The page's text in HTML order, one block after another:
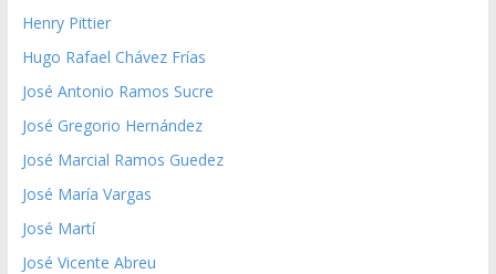
Henry Pittier
Hugo Rafael Chávez Frías
José Antonio Ramos Sucre
José Gregorio Hernández
José Marcial Ramos Guedez
José María Vargas
José Martí
José Vicente Abreu